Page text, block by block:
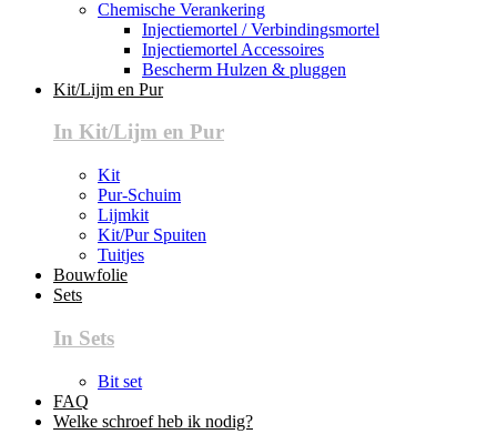
Chemische Verankering
Injectiemortel / Verbindingsmortel
Injectiemortel Accessoires
Bescherm Hulzen & pluggen
Kit/Lijm en Pur
In Kit/Lijm en Pur
Kit
Pur-Schuim
Lijmkit
Kit/Pur Spuiten
Tuitjes
Bouwfolie
Sets
In Sets
Bit set
FAQ
Welke schroef heb ik nodig?